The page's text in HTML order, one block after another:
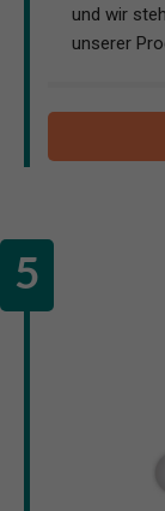
und wir
unserer